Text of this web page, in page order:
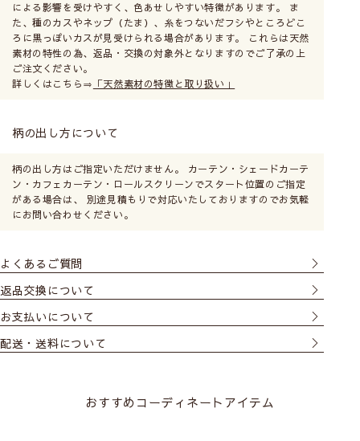
による影響を受けやすく、色あせしやすい特徴があります。 ま
た、種のカスやネップ（たま）、糸をつないだフシやところどこ
ろに黒っぽいカスが見受けられる場合があります。 これらは天然
素材の特性の為、返品・交換の対象外となりますのでご了承の上
ご注文ください。
詳しくはこちら⇒ 「天然素材の特徴と取り扱い」
柄の出し方について
柄の出し方はご指定いただけません。 カーテン・シェードカーテ
ン・カフェカーテン・ロールスクリーンでスタート位置のご指定
がある場合は、 別途見積もりで対応いたしておりますのでお気軽
にお問い合わせください。
よくあるご質問
返品交換について
お支払いについて
配送・送料について
おすすめコーディネートアイテム